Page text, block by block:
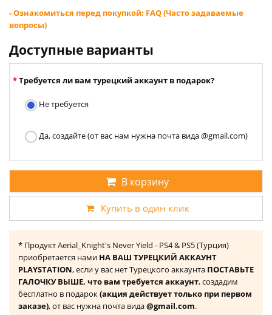
- Ознакомиться перед покупкой: FAQ (Часто задаваемые
вопросы)
Доступные варианты
Требуется ли вам турецкий аккаунт в подарок?
Не требуется
Да, создайте (от вас нам нужна почта вида @gmail.com)
В корзину
Купить в один клик
* Продукт Aerial_Knight's Never Yield - PS4 & PS5 (Турция)
приобретается нами НА ВАШ ТУРЕЦКИЙ АККАУНТ
PLAYSTATION, если у вас нет Турецкого аккаунта ПОСТАВЬТЕ
ГАЛОЧКУ ВЫШЕ, что вам требуется аккаунт, создадим
бесплатно в подарок(акция действует только при первом
заказе), от вас нужна почта вида@gmail.com.